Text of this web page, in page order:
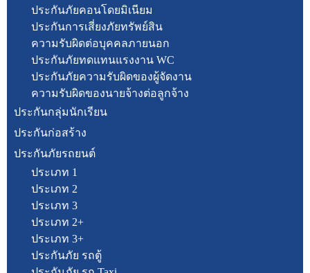
ประกันภัยคอนโดยมิเนียม
ประกันการเสี่ยงภัยทรัพย์สิน
ความรับผิดต่อบุคคลภายนอก
ประกันภัยทดแทนแรงงาน WC
ประกันภัยความรับผิดของผู้จัดงาน
ความรับผิดของนายจ้างต่อลูกจ้าง
ประกันกลุ่มนักเรียน
ประกันก่อสร้าง
ประกันภัยรถยนต์
ประเภท 1
ประเภท 2
ประเภท 3
ประเภท 2+
ประเภท 3+
ประกันภัย รถตู้